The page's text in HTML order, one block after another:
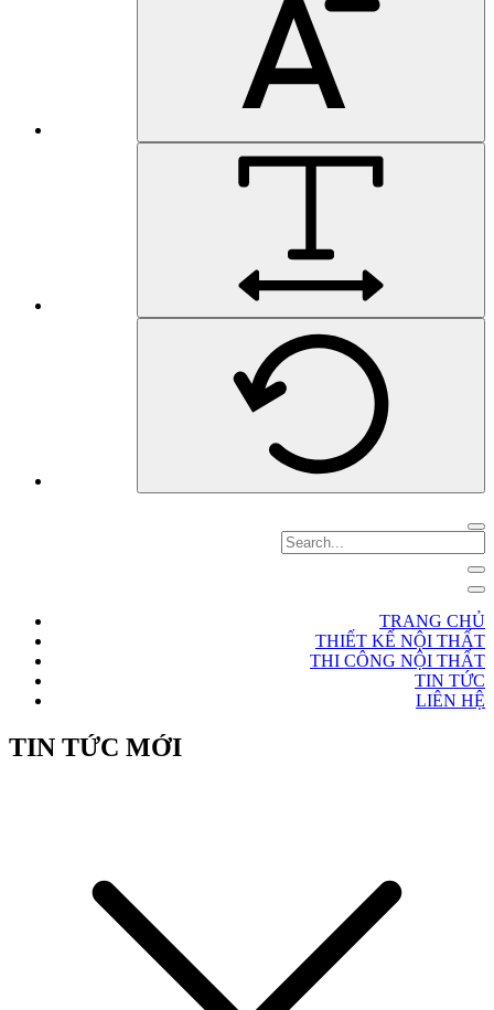
TRANG CHỦ
THIẾT KẾ NỘI THẤT
THI CÔNG NỘI THẤT
TIN TỨC
LIÊN HỆ
TIN TỨC MỚI